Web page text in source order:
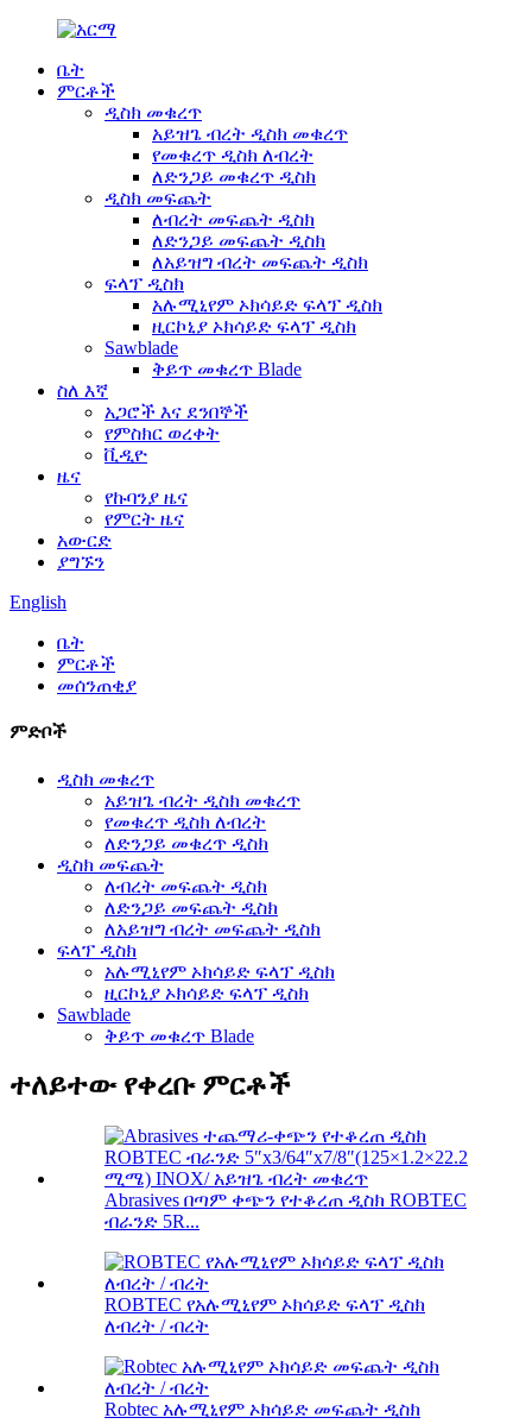
ቤት
ምርቶች
ዲስክ መቁረጥ
አይዝጌ ብረት ዲስክ መቁረጥ
የመቁረጥ ዲስክ ለብረት
ለድንጋይ መቁረጥ ዲስክ
ዲስክ መፍጨት
ለብረት መፍጨት ዲስክ
ለድንጋይ መፍጨት ዲስክ
ለአይዝግ ብረት መፍጨት ዲስክ
ፍላፕ ዲስክ
አሉሚኒየም ኦክሳይድ ፍላፕ ዲስክ
ዚርኮኒያ ኦክሳይድ ፍላፕ ዲስክ
Sawblade
ቅይጥ መቁረጥ Blade
ስለ እኛ
አጋሮች እና ደንበኞች
የምስክር ወረቀት
ቪዲዮ
ዜና
የኩባንያ ዜና
የምርት ዜና
አውርድ
ያግኙን
English
ቤት
ምርቶች
መሰንጠቂያ
ምድቦች
ዲስክ መቁረጥ
አይዝጌ ብረት ዲስክ መቁረጥ
የመቁረጥ ዲስክ ለብረት
ለድንጋይ መቁረጥ ዲስክ
ዲስክ መፍጨት
ለብረት መፍጨት ዲስክ
ለድንጋይ መፍጨት ዲስክ
ለአይዝግ ብረት መፍጨት ዲስክ
ፍላፕ ዲስክ
አሉሚኒየም ኦክሳይድ ፍላፕ ዲስክ
ዚርኮኒያ ኦክሳይድ ፍላፕ ዲስክ
Sawblade
ቅይጥ መቁረጥ Blade
ተለይተው የቀረቡ ምርቶች
Abrasives በጣም ቀጭን የተቆረጠ ዲስክ ROBTEC
ብራንድ 5R...
ROBTEC የአሉሚኒየም ኦክሳይድ ፍላፕ ዲስክ
ለብረት / ብረት
Robtec አሉሚኒየም ኦክሳይድ መፍጨት ዲስክ